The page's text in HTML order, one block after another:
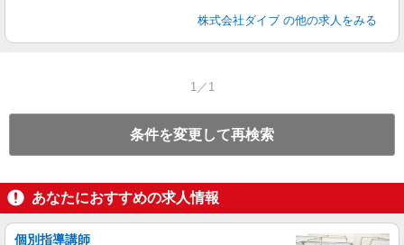
株式会社ダイブ の他の求人をみる
1／1
条件を変更して再検索
あなたにおすすめの求人情報
個別指導講師